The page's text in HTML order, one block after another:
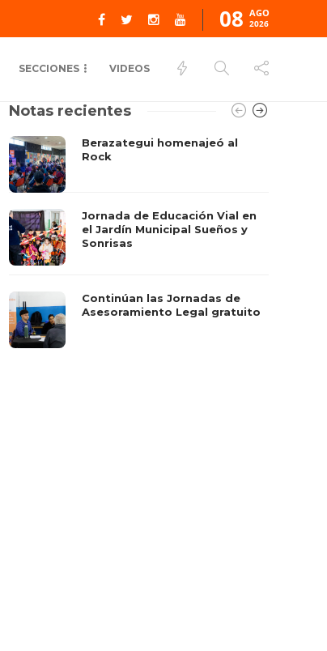
08 AGO
2026
SECCIONES VIDEOS
Notas recientes
Berazategui homenajeó al
Rock
Jornada de Educación Vial en
el Jardín Municipal Sueños y
Sonrisas
Continúan las Jornadas de
Asesoramiento Legal gratuito